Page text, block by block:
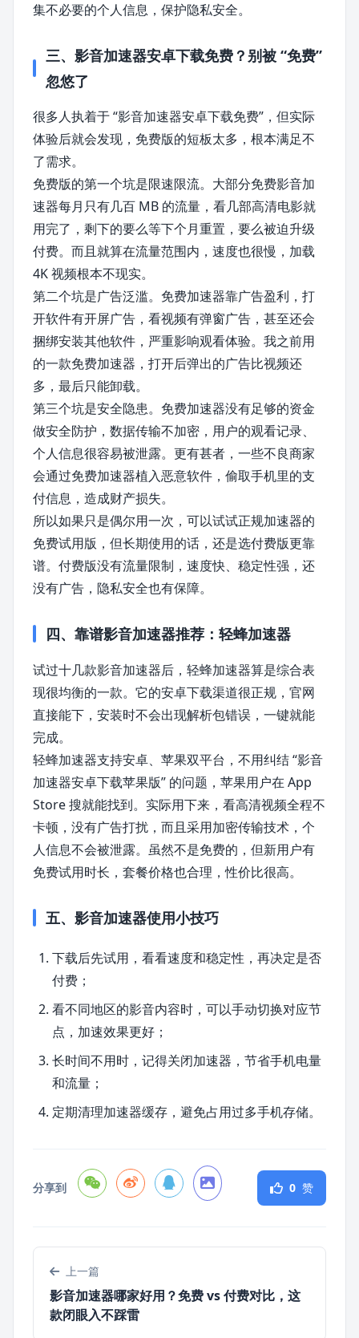
集不必要的个人信息，保护隐私安全。
三、影音加速器安卓下载免费？别被 “免费”
忽悠了
很多人执着于 “影音加速器安卓下载免费”，但实际
体验后就会发现，免费版的短板太多，根本满足不
了需求。
免费版的第一个坑是限速限流。大部分免费影音加
速器每月只有几百 MB 的流量，看几部高清电影就
用完了，剩下的要么等下个月重置，要么被迫升级
付费。而且就算在流量范围内，速度也很慢，加载
4K 视频根本不现实。
第二个坑是广告泛滥。免费加速器靠广告盈利，打
开软件有开屏广告，看视频有弹窗广告，甚至还会
捆绑安装其他软件，严重影响观看体验。我之前用
的一款免费加速器，打开后弹出的广告比视频还
多，最后只能卸载。
第三个坑是安全隐患。免费加速器没有足够的资金
做安全防护，数据传输不加密，用户的观看记录、
个人信息很容易被泄露。更有甚者，一些不良商家
会通过免费加速器植入恶意软件，偷取手机里的支
付信息，造成财产损失。
所以如果只是偶尔用一次，可以试试正规加速器的
免费试用版，但长期使用的话，还是选付费版更靠
谱。付费版没有流量限制，速度快、稳定性强，还
没有广告，隐私安全也有保障。
四、靠谱影音加速器推荐：轻蜂加速器
试过十几款影音加速器后，轻蜂加速器算是综合表
现很均衡的一款。它的安卓下载渠道很正规，官网
直接能下，安装时不会出现解析包错误，一键就能
完成。
轻蜂加速器支持安卓、苹果双平台，不用纠结 “影音
加速器安卓下载苹果版” 的问题，苹果用户在 App
Store 搜就能找到。实际用下来，看高清视频全程不
卡顿，没有广告打扰，而且采用加密传输技术，个
人信息不会被泄露。虽然不是免费的，但新用户有
免费试用时长，套餐价格也合理，性价比很高。
五、影音加速器使用小技巧
下载后先试用，看看速度和稳定性，再决定是否
付费；
看不同地区的影音内容时，可以手动切换对应节
点，加速效果更好；
长时间不用时，记得关闭加速器，节省手机电量
和流量；
定期清理加速器缓存，避免占用过多手机存储。
分享到 0 赞
上一篇
影音加速器哪家好用？免费 vs 付费对比，这
款闭眼入不踩雷